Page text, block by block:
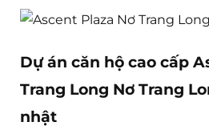
Dự án căn hộ cao cấp
Trang Long Nơ Trang
nhật